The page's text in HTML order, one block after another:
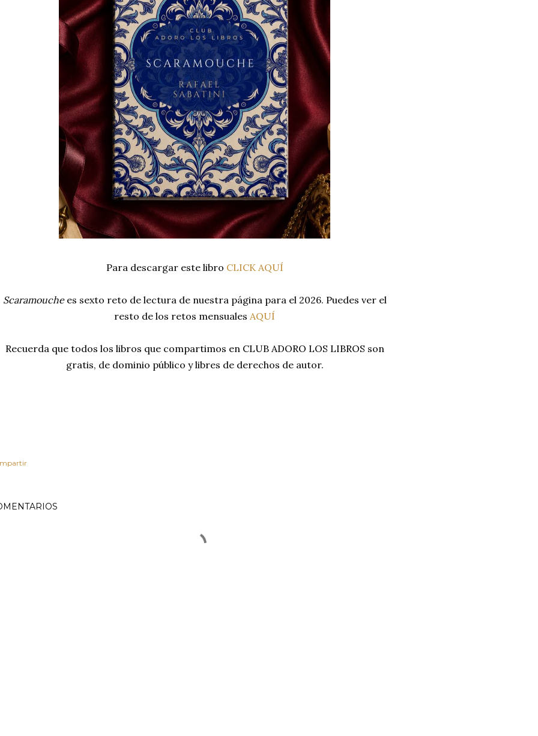
Para descargar este libro CLICK AQUÍ
Scaramouchees sexto reto de lectura de nuestra página para el 2026. Puedes ver el
resto de los retos mensuales AQUÍ
Recuerda que todos los libros que compartimos en CLUB ADORO LOS LIBROS son
gratis, de dominio público y libres de derechos de autor.